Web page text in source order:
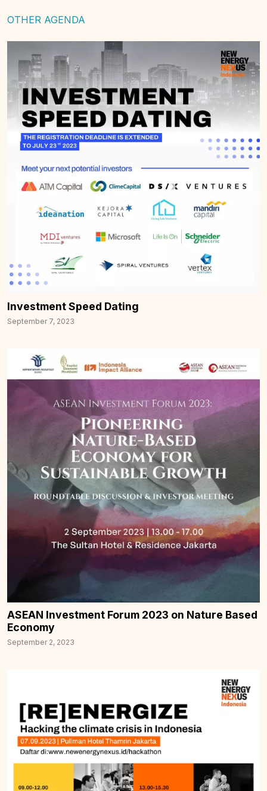
OTHER AGENDA
Investment Speed Dating
September 7, 2023
ASEAN Investment Forum 2023 on Nature Based
Economy
September 2, 2023